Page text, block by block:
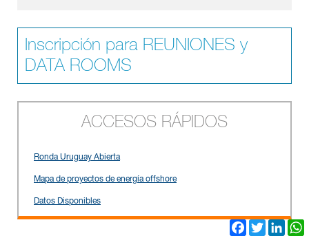
Inscripción para REUNIONES y
DATA ROOMS
ACCESOS RÁPIDOS
Ronda Uruguay Abierta
Mapa de proyectos de energía offshore
Datos Disponibles
Facebook
Twitter